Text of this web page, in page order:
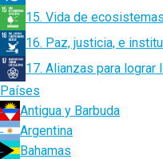
15. Vida de
16. Paz, justicia, e
17. Alianzas para lograr
Países
Antigua y Barbuda
Argentina
Bahamas